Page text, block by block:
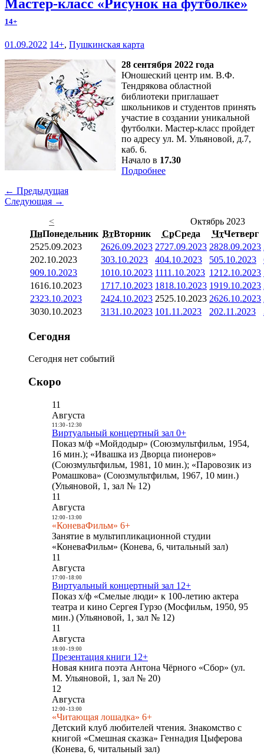
Мастер-класс «Рисунок на футболке»
14+
01.09.2022 14+, Пушкинская карта
28 сентября 2022 года
Юношеский центр им. В.Ф.
Тендрякова областной
библиотеки приглашает
школьников и студентов принять
участие в создании уникальной
футболки. Мастер-класс пройдет
по адресу ул. М. Ульяновой, д.7,
каб. 6.
Начало в 17.30
Подробнее
← Предыдущая
Следующая →
<
Октябрь 2023
ПнПонедельник ВтВторник СрСреда ЧтЧетверг
2525.09.2023 2626.09.2023 2727.09.2023 2828.09.2023
202.10.2023 303.10.2023 404.10.2023 505.10.2023
909.10.2023 1010.10.2023 1111.10.2023 1212.10.2023
1616.10.2023 1717.10.2023 1818.10.2023 1919.10.2023
2323.10.2023 2424.10.2023 2525.10.2023 2626.10.2023
3030.10.2023 3131.10.2023 101.11.2023 202.11.2023
Сегодня
Сегодня нет событий
Скоро
11
Августа
11:30- 12:30
Виртуальный концертный зал 0+
Показ м/ф «Мойдодыр» (Союзмультфильм, 1954,
16 мин.); «Ивашка из Дворца пионеров»
(Союзмультфильм, 1981, 10 мин.); «Паровозик из
Ромашкова» (Союзмультфильм, 1967, 10 мин.)
(Ульяновой, 1, зал № 12)
11
Августа
12:00- 13:00
«КоневаФильм» 6+
Занятие в мультипликационной студии
«КоневаФильм» (Конева, 6, читальный зал)
11
Августа
17:00- 18:00
Виртуальный концертный зал 12+
Показ х/ф «Смелые люди» к 100-летию актера
театра и кино Сергея Гурзо (Мосфильм, 1950, 95
мин.) (Ульяновой, 1, зал № 12)
11
Августа
18:00- 19:00
Презентация книги 12+
Новая книга поэта Антона Чёрного «Сбор» (ул.
М. Ульяновой, 1, зал № 20)
12
Августа
12:00- 13:00
«Читающая лошадка» 6+
Детский клуб любителей чтения. Знакомство с
книгой «Смешная сказка» Геннадия Цыферова
(Конева, 6, читальный зал)